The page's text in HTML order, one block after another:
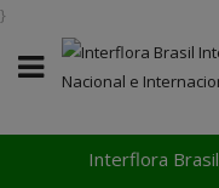
Interflora Brasil
}